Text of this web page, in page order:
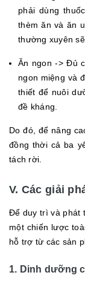
phải dùng
thèm ăn và ăn
thường xuyên
Ăn ngon -> Đủ
ngon miệng và
thiết để nuôi
đề kháng.
Do đó, để nâng
đồng thời cả ba
tách rời.
V. Các giải
Để duy trì và phát
một chiến lược
hỗ trợ từ các sản
1. Dinh dưỡng